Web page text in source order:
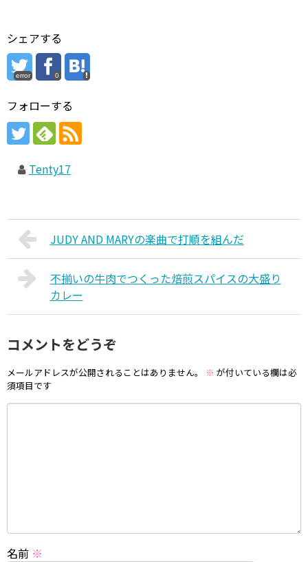
シェアする
error 0
フォローする
Tenty17
JUDY AND MARYの楽曲で打順を組んだ
不揃いの牛肉でつくった焙煎スパイスの大盛り
カレー
コメントをどうぞ
メールアドレスが公開されることはありません。 ※ が付いている欄は必
須項目です
名前 ※